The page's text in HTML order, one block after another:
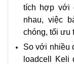
tích hợp với
nhau, việc
chóng, tối ưu
So với nhiều
loadcell Keli